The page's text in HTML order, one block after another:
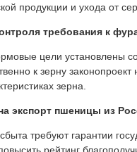
продукции и ухода от
требования к
цели установлены
к зерну
зерна.
экспорт пшеницы из
требуют гарантии
рейтинг